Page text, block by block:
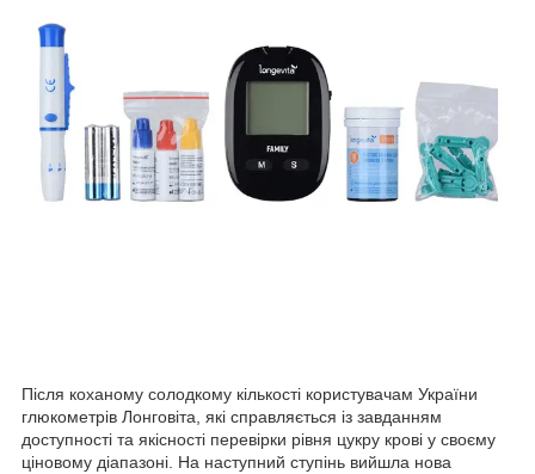
Після коханому солодкому кількості користувачам України
глюкометрів Лонговіта, які справляється із завданням
доступності та якісності перевірки рівня цукру крові у своєму
ціновому діапазоні. На наступний ступінь вийшла нова